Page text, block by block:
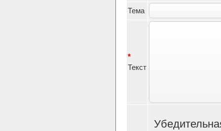
Тема
*
Текст